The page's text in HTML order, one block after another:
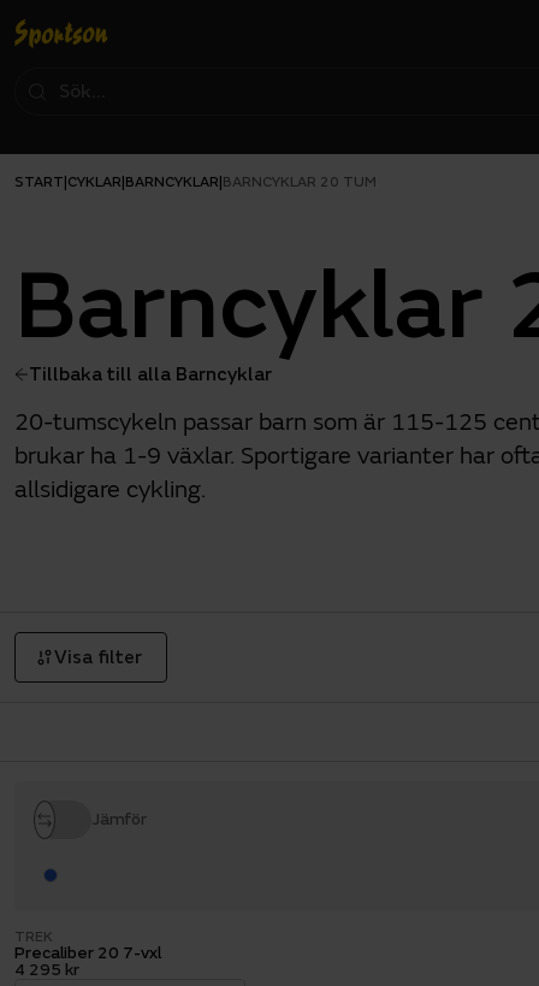
START CYKLAR BARNCYKLAR BARNCYKLAR 20 TUM
Barncyklar
Tillbaka till alla Barncyklar
20-tumscykeln passar barn som är 115-125
brukar ha 1-9 växlar. Sportigare varianter har
allsidigare cykling.
Visa filter
Jämför
TREK
Precaliber 20 7-vxl
4 295 kr